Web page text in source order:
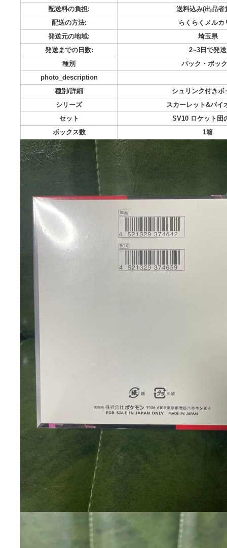
栄光 ボックス数···1箱
カテゴリー:
ゲーム・おもちゃ・グッズ
ンカ
商品の状態:
新品
配送料の負担:
送料込み
配送の方法:
らくら
発送元の地域:
発送までの日数:
2~3
種別
パック
photo_description
種別/詳細
シュリン
シリーズ
SV10 ロ
ボックス数